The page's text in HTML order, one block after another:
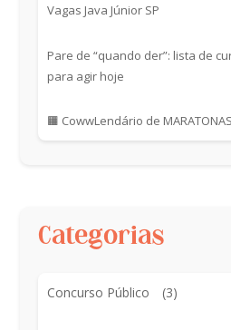
Vagas Java Júnior SP
Pare de “quando der”: lista de
para agir hoje
🟧 CowwLendário de
Categorias
Concurso Público (3)